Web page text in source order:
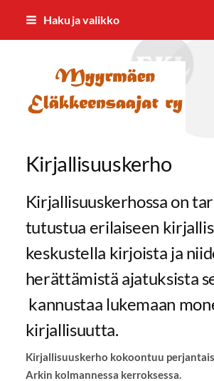
Siirry
Haku ja valikko
Myyrmäen
Kirjallisuuskerho
Kirjallisuuskerhossa on
tutustua erilaiseen
keskustella kirjoista ja
herättämistä ajatuksista
kannustaa lukemaan
kirjallisuutta.
Kirjallisuuskerho kokoontuu
Arkin kolmannessa kerroksessa.